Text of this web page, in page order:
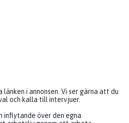
i annonsen. Vi ser gärna att du
och kalla till intervjuer.
inflytande över den egna